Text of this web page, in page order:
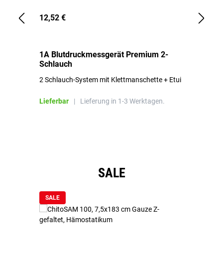
12,52 €
1A Blutdruckmessgerät Premium 2-
Schlauch
2 Schlauch-System mit Klettmanschette + Etui
Lieferbar | Lieferung in 1-3 Werktagen.
SALE
SALE